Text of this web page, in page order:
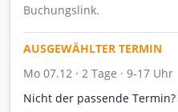
Buchungslink.
AUSGEWÄHLTER TERMIN
Mo 07.12 · 2 Tage · 9-17 Uhr
Nicht der passende Termin?